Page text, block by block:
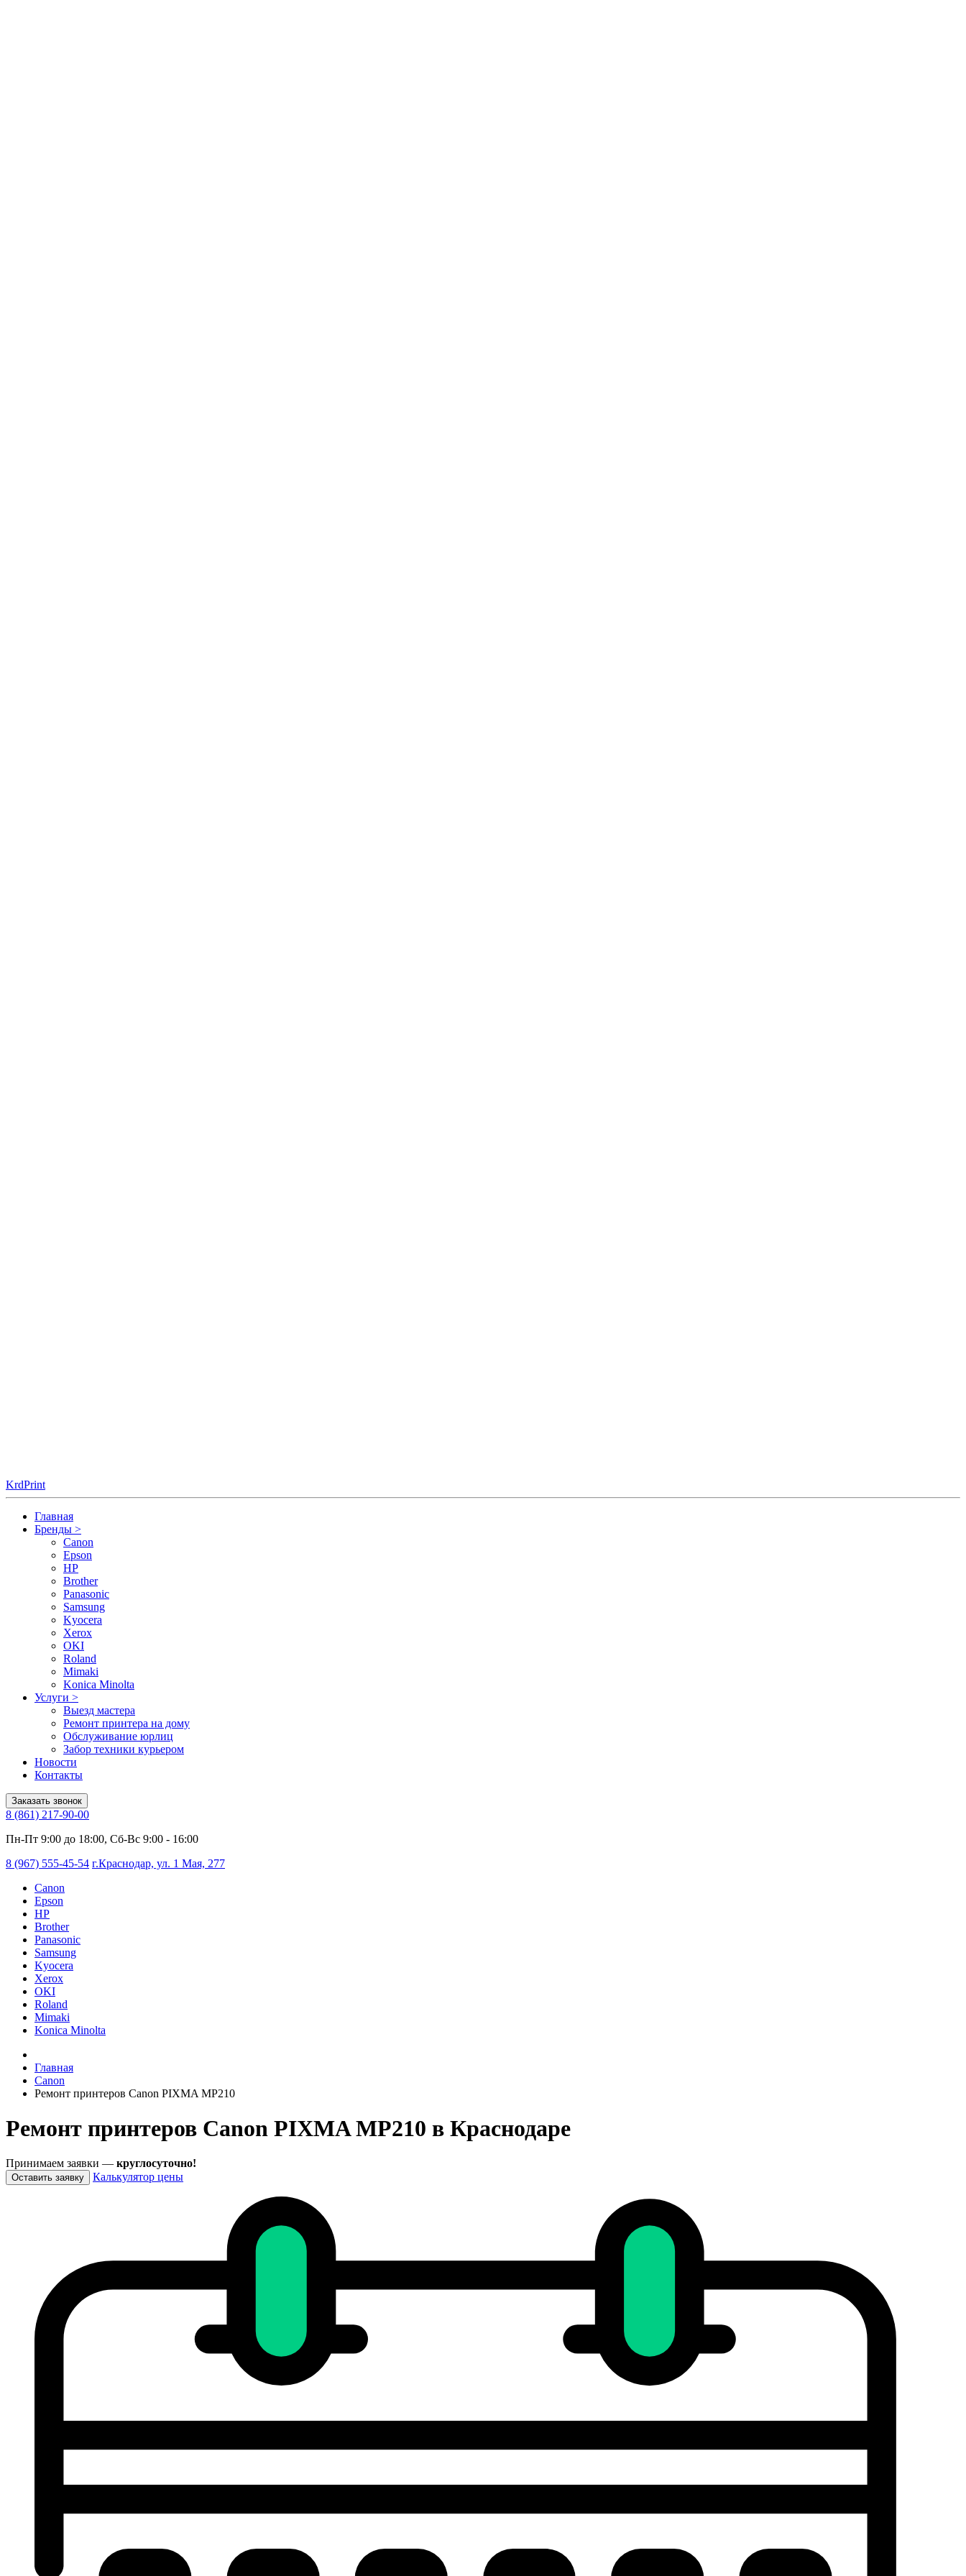
KrdPrint
Главная
Бренды >
Canon
Epson
HP
Brother
Panasonic
Samsung
Kyocera
Xerox
OKI
Roland
Mimaki
Konica Minolta
Услуги >
Выезд мастера
Ремонт принтера на дому
Обслуживание юрлиц
Забор техники курьером
Новости
Контакты
Заказать звонок
8 (861) 217-90-00
Пн-Пт 9:00 до 18:00, Сб-Вс 9:00 - 16:00
8 (967) 555-45-54 г.Краснодар, ул. 1 Мая, 277
Canon
Epson
HP
Brother
Panasonic
Samsung
Kyocera
Xerox
OKI
Roland
Mimaki
Konica Minolta
Главная
Canon
Ремонт принтеров Canon PIXMA MP210
Ремонт принтеров Canon PIXMA MP210 в Краснодаре
Принимаем заявки — круглосуточно!
Оставить заявку Калькулятор цены